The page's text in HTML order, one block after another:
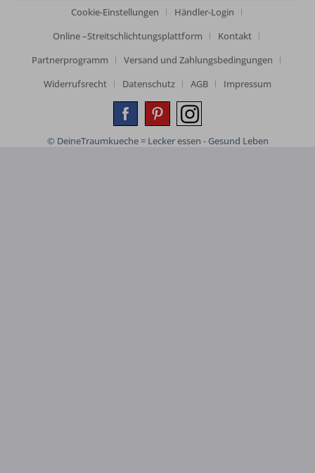
Cookie-Einstellungen
Händler-Login
Online –Streitschlichtungsplattform
Kontakt
Partnerprogramm
Versand und Zahlungsbedingungen
Widerrufsrecht
Datenschutz AGB Impressum
© DeineTraumkueche = Lecker essen - Gesund Leben